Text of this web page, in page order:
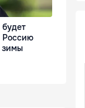
Россию
зимы